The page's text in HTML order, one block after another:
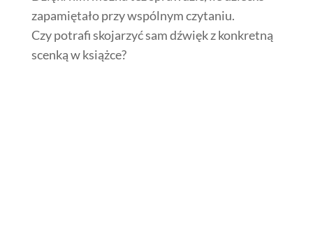
zapamiętało przy wspólnym czytaniu.
Czy potrafi skojarzyć sam dźwięk z konkretną
scenką w książce?